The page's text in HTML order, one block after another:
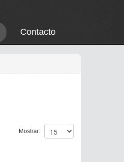
Contacto
Mostrar: